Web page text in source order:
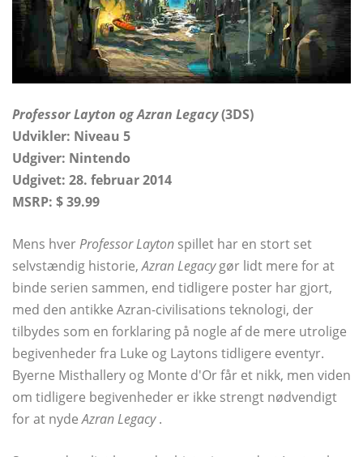
Professor Layton og Azran Legacy(3DS)
Udvikler: Niveau 5
Udgiver: Nintendo
Udgivet: 28. februar 2014
MSRP: $ 39.99
Mens hverProfessor Layton spillet har en stort set
selvstændig historie,Azran Legacygør lidt mere for at
binde serien sammen, end tidligere poster har gjort,
med den antikke Azran-civilisations teknologi, der
tilbydes som en forklaring på nogle af de mere utrolige
begivenheder fra Luke og Laytons tidligere eventyr.
Byerne Misthallery og Monte d'Or får et nikk, men viden
om tidligere begivenheder er ikke strengt nødvendigt
for at nydeAzran Legacy.